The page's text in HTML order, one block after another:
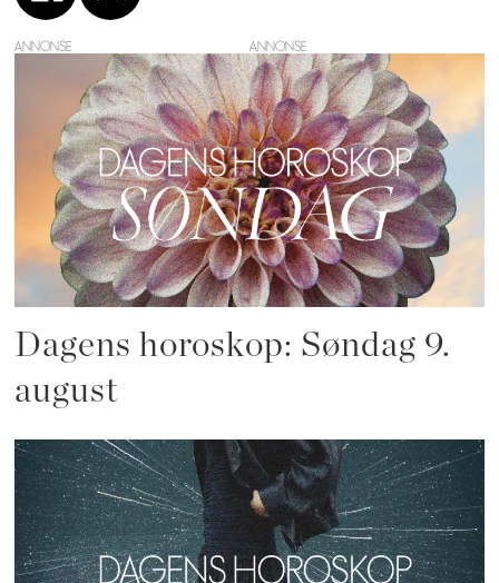
ANNONSE
Dagens horoskop: Søndag 9.
august